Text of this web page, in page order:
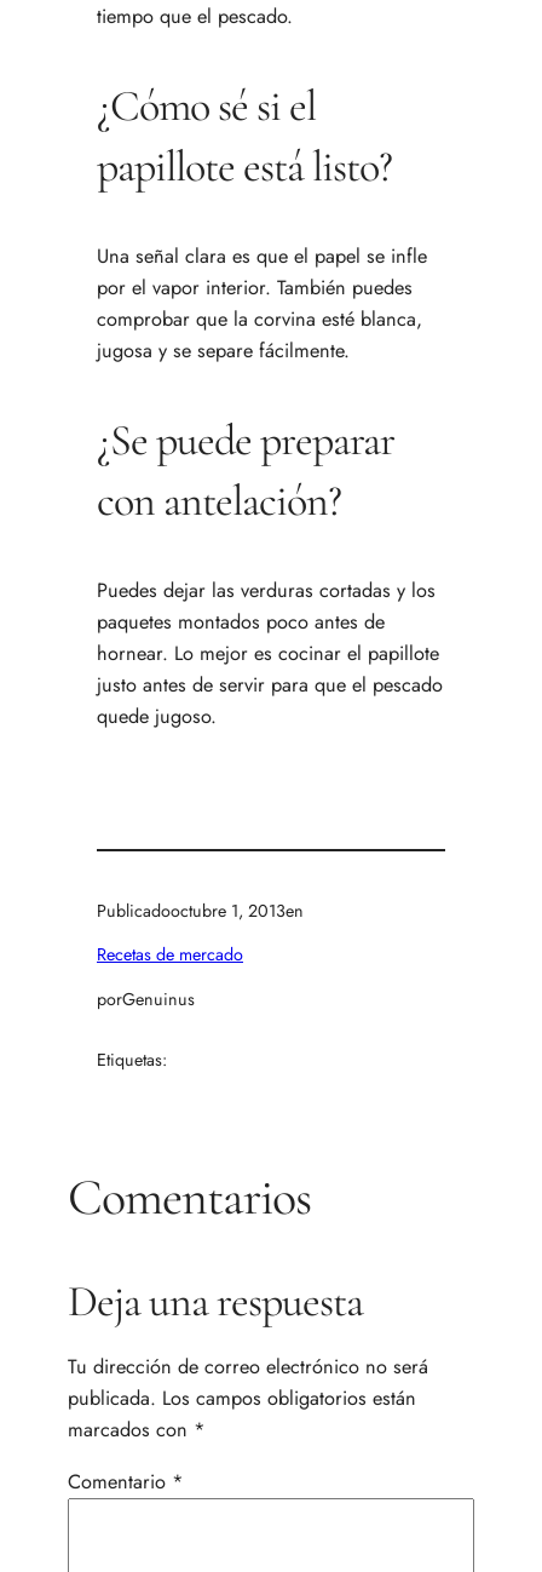
tiempo que el pescado.
¿Cómo sé si el
papillote está listo?
Una señal clara es que el papel se infle
por el vapor interior. También puedes
comprobar que la corvina esté blanca,
jugosa y se separe fácilmente.
¿Se puede preparar
con antelación?
Puedes dejar las verduras cortadas y los
paquetes montados poco antes de
hornear. Lo mejor es cocinar el papillote
justo antes de servir para que el pescado
quede jugoso.
Publicadooctubre 1, 2013en
Recetas de mercado
porGenuinus
Etiquetas:
Comentarios
Deja una respuesta
Tu dirección de correo electrónico no será
publicada. Los campos obligatorios están
marcados con *
Comentario *